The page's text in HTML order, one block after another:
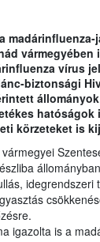
vármegyében
vírus
biztonsági
hatóságok
körzeteket is
idegrendszeri
igazolta is a